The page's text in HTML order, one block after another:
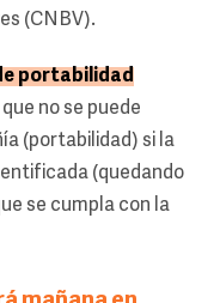
(CNBV).
portabilidad
no se puede
(portabilidad) si la
(quedando
se cumpla con la